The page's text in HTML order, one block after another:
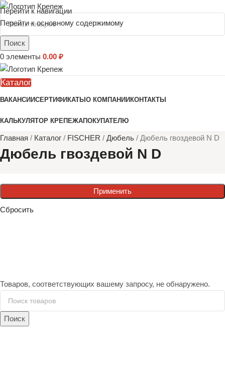
Перейти к навигации
Перейти к основному содержимому
Поиск
0 элементы 0.00 ₽
Каталог
ВАКАНСИИСЕРТИФИКАТЫ О КОМПАНИИ КОНТАКТЫ
КАЛЬКУЛЯТОР КРЕПЕЖАПОКУПАТЕЛЮ
Главная / Каталог / FISCHER / Дюбель / Дюбель гвоздевой N D
Дюбель гвоздевой N D
Применить
Сбросить
Товаров, соответствующих вашему запросу, не обнаружено.
Поиск